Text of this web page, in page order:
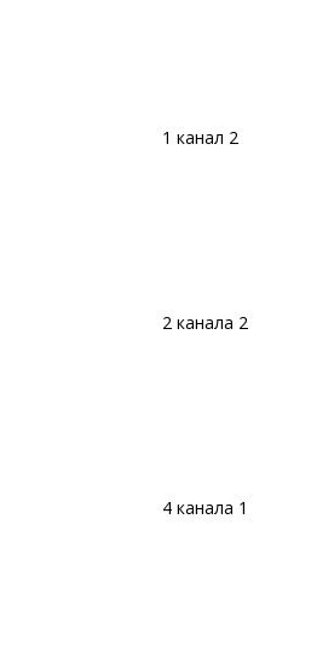
1 канал 2
2 канала 2
4 канала 1